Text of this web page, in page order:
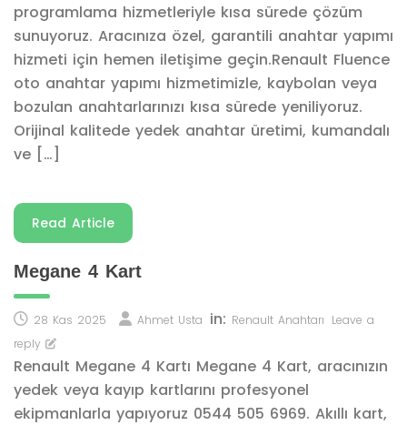
programlama hizmetleriyle kısa sürede çözüm
sunuyoruz. Aracınıza özel, garantili anahtar yapımı
hizmeti için hemen iletişime geçin.Renault Fluence
oto anahtar yapımı hizmetimizle, kaybolan veya
bozulan anahtarlarınızı kısa sürede yeniliyoruz.
Orijinal kalitede yedek anahtar üretimi, kumandalı
ve […]
Read Article
Megane 4 Kart
28 Kas 2025 Ahmet Usta in: Renault Anahtarı Leave a
reply
Renault Megane 4 Kartı Megane 4 Kart, aracınızın
yedek veya kayıp kartlarını profesyonel
ekipmanlarla yapıyoruz 0544 505 6969. Akıllı kart,